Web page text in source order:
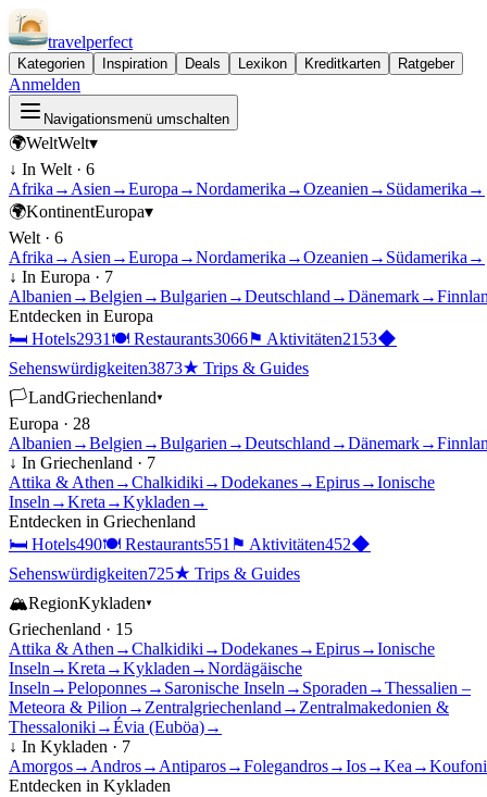
travelperfect
Kategorien Inspiration Deals Lexikon Kreditkarten Ratgeber
Anmelden
Navigationsmenü umschalten
🌍WeltWelt▾
↓ In Welt · 6
Afrika → Asien →Europa →Nordamerika →Ozeanien → Südamerika →
🌍KontinentEuropa▾
Welt · 6
Afrika → Asien →Europa →Nordamerika →Ozeanien → Südamerika →
↓ In Europa · 7
Albanien →Belgien →Bulgarien →Deutschland →Dänemark→
Entdecken in Europa
🛏 Hotels2931 🍽 Restaurants3066⚑ Aktivitäten2153◆
Sehenswürdigkeiten3873★ Trips & Guides
🏳LandGriechenland▾
Europa · 28
Albanien →Belgien →Bulgarien →Deutschland →Dänemark→
↓ In Griechenland · 7
Attika & Athen →Chalkidiki →Dodekanes→Epirus→Ionische
Inseln →Kreta →Kykladen →
Entdecken in Griechenland
🛏 Hotels490🍽 Restaurants551 ⚑ Aktivitäten452◆
Sehenswürdigkeiten725★ Trips & Guides
🏔RegionKykladen▾
Griechenland · 15
Attika & Athen →Chalkidiki →Dodekanes→Epirus→Ionische
Inseln →Kreta →Kykladen →Nordägäische
Inseln →Peloponnes→ Saronische Inseln → Sporaden →Thessalien –
Meteora & Pilion → Zentralgriechenland → Zentralmakedonien &
Thessaloniki →Évia (Euböa)→
↓ In Kykladen · 7
Amorgos→ Andros→ Antiparos→Folegandros→Ios→Kea →
Entdecken in Kykladen